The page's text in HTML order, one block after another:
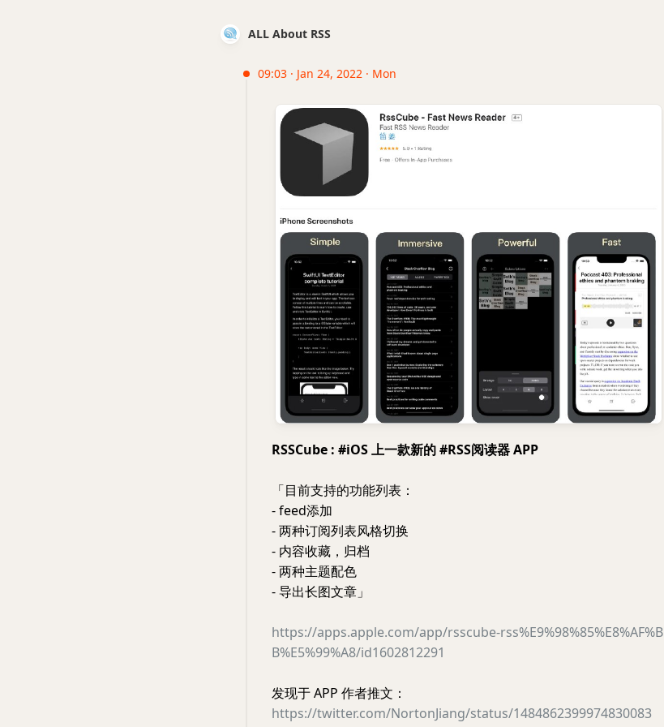
ALL About RSS
09:03 · Jan 24, 2022 · Mon
RSSCube : #iOS 上一款新的 #RSS阅读器 APP
「目前支持的功能列表：
- feed添加
- 两种订阅列表风格切换
- 内容收藏，归档
- 两种主题配色
- 导出长图文章」
https://apps.apple.com/app/rsscube-rss%E9%98%85%E8%AF%B
B%E5%99%A8/id1602812291
发现于 APP 作者推文：
https://twitter.com/NortonJiang/status/1484862399974830083